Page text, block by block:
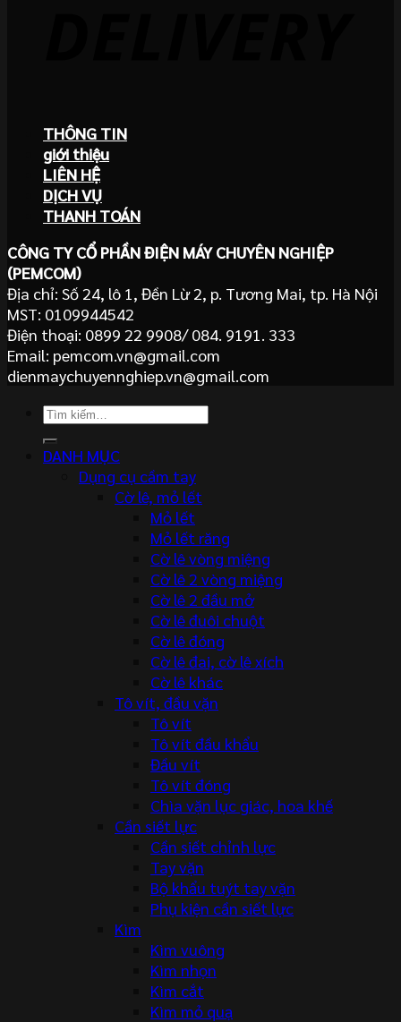
THÔNG TIN
giới thiệu
LIÊN HỆ
DỊCH VỤ
THANH TOÁN
CÔNG TY CỔ PHẦN ĐIỆN MÁY CHUYÊN NGHIỆP
(PEMCOM)
Địa chỉ: Số 24, lô 1, Đền Lừ 2, p. Tương Mai, tp. Hà Nội
MST: 0109944542
Điện thoại: 0899 22 9908/ 084. 9191. 333
Email: pemcom.vn@gmail.com
dienmaychuyennghiep.vn@gmail.com
Tìm
DANH MỤC
Dụng cụ cầm tay
Cờ lê, mỏ lết
Mỏ lết
Mỏ lết răng
Cờ lê vòng miệng
Cờ lê 2 vòng miệng
Cờ lê 2 đầu mở
Cờ lê đuôi chuột
Cờ lê đóng
Cờ lê đai, cờ lê xích
Cờ lê khác
Tô vít, đầu vặn
Tô vít
Tô vít đầu khẩu
Đầu vít
Tô vít đóng
Chìa vặn lục giác, hoa khế
Cần siết lực
Cần siết chỉnh lực
Tay vặn
Bộ khẩu tuýt tay vặn
Phụ kiện cần siết lực
Kìm
Kìm vuông
Kìm nhọn
Kìm cắt
Kìm mỏ quạ